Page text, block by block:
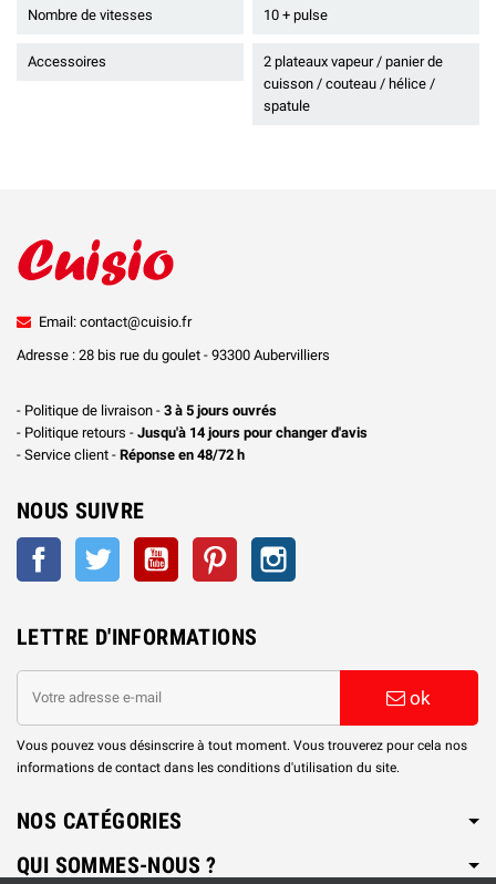
Nombre de vitesses 10 + pulse
Accessoires
2 plateaux vapeur / panier de
cuisson / couteau / hélice /
spatule
Email: contact@cuisio.fr
Adresse : 28 bis rue du goulet - 93300 Aubervilliers
- Politique de livraison - 3 à 5 jours ouvrés
- Politique retours - Jusqu'à 14 jours pour changer d'avis
- Service client - Réponse en 48/72 h
NOUS SUIVRE
Facebook Twitter YouTube Pinterest
LETTRE D'INFORMATIONS
ok
Vous pouvez vous désinscrire à tout moment. Vous trouverez pour cela nos
informations de contact dans les conditions d'utilisation du site.
NOS CATÉGORIES
QUI SOMMES-NOUS ?